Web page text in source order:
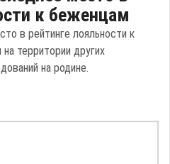
к беженцам
в рейтинге лояльности к
территории других
на родине.